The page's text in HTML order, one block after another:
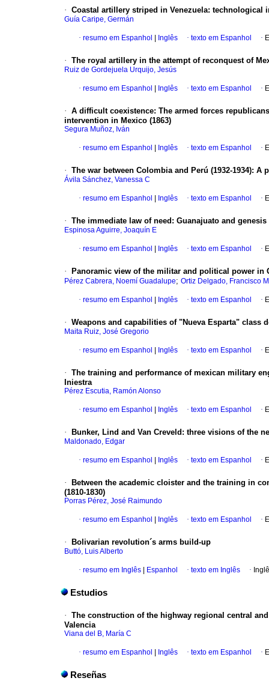
· Coastal artillery striped in Venezuela: technological
Guía Caripe, Germán
· resumo em Espanhol Inglês · texto em Espanhol ·
· The royal artillery in the attempt of reconquest of
Ruiz de Gordejuela Urquijo, Jesús
· resumo em Espanhol Inglês · texto em Espanhol ·
· A difficult coexistence: The armed forces
intervention in Mexico (1863)
Segura Muñoz, Iván
· resumo em Espanhol Inglês · texto em Espanhol ·
· The war between Colombia and Perú (1932-1934): A
Ávila Sánchez, Vanessa C
· resumo em Espanhol Inglês · texto em Espanhol ·
· The immediate law of need : Guanajuato and
Espinosa Aguirre, Joaquín E
· resumo em Espanhol Inglês · texto em Espanhol ·
· Panoramic view of the militar and political power in
Pérez Cabrera, Noemí Guadalupe; Ortiz Delgado, Francisco
· resumo em Espanhol Inglês · texto em Espanhol ·
· Weapons and capabilities of "Nueva Esparta" class
Maita Ruiz, José Gregorio
· resumo em Espanhol Inglês · texto em Espanhol ·
· The training and performance of mexican military
Iniestra
Pérez Escutia, Ramón Alonso
· resumo em Espanhol Inglês · texto em Espanhol ·
· Bunker, Lind and Van Creveld : three visions of the
Maldonado, Edgar
· resumo em Espanhol Inglês · texto em Espanhol ·
·
Between the academic cloister and the training in
(1810-1830)
Porras Pérez, José Raimundo
· resumo em Espanhol Inglês · texto em Espanhol ·
· Bolivarian revolution´s arms build-up
Buttó, Luis Alberto
· resumo em Inglês Espanhol · texto em Inglês ·
Estudios
· The construction of the highway regional central
Valencia
Viana del B, María C
· resumo em Espanhol Inglês · texto em Espanhol ·
Reseñas